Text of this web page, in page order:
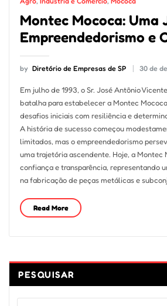
Montec Mococa: Uma
Empreendedorismo e
by Diretório de Empresas de SP 30 de
Em julho de 1993, o Sr. José Antônio
batalha para estabelecer a Montec
desafios iniciais com resiliência e
A história de sucesso começou
limitados, mas o empreendedorismo
uma trajetória ascendente. Hoje, a Montec
confiança e transparência, representando
na fabricação de peças metálicas e
Read More
PESQUISAR